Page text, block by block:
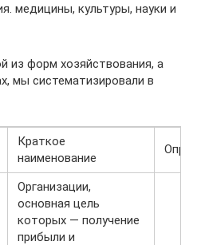
медицины, культуры, науки и
форм хозяйствования, а
мы систематизировали в
Краткое
наименование
Организации,
основная цель
которых — получение
прибыли и